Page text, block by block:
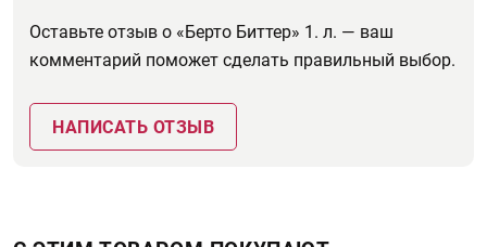
Оставьте отзыв о «Берто Биттер» 1. л. — ваш
комментарий поможет сделать правильный выбор.
НАПИСАТЬ ОТЗЫВ